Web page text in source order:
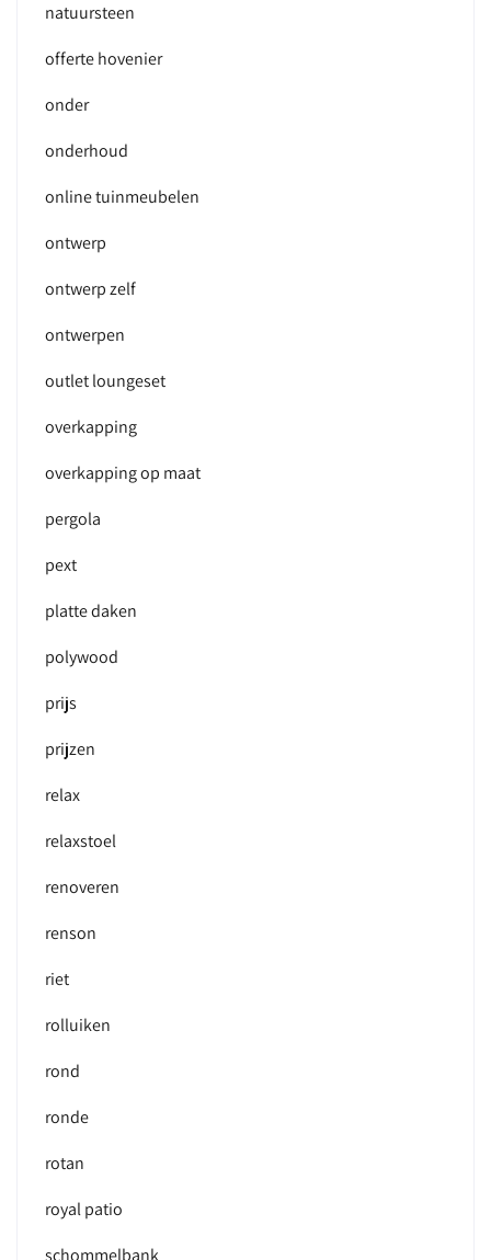
natuursteen
offerte hovenier
onder
onderhoud
online tuinmeubelen
ontwerp
ontwerp zelf
ontwerpen
outlet loungeset
overkapping
overkapping op maat
pergola
pext
platte daken
polywood
prijs
prijzen
relax
relaxstoel
renoveren
renson
riet
rolluiken
rond
ronde
rotan
royal patio
schommelbank